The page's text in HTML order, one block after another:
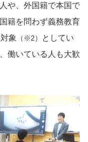
や、外国籍で本国で
籍を問わず義務教育
象
（※2）
としてい
働いている人も大歓